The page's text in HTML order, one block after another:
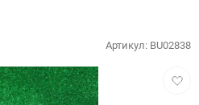
Артикул: BU02838